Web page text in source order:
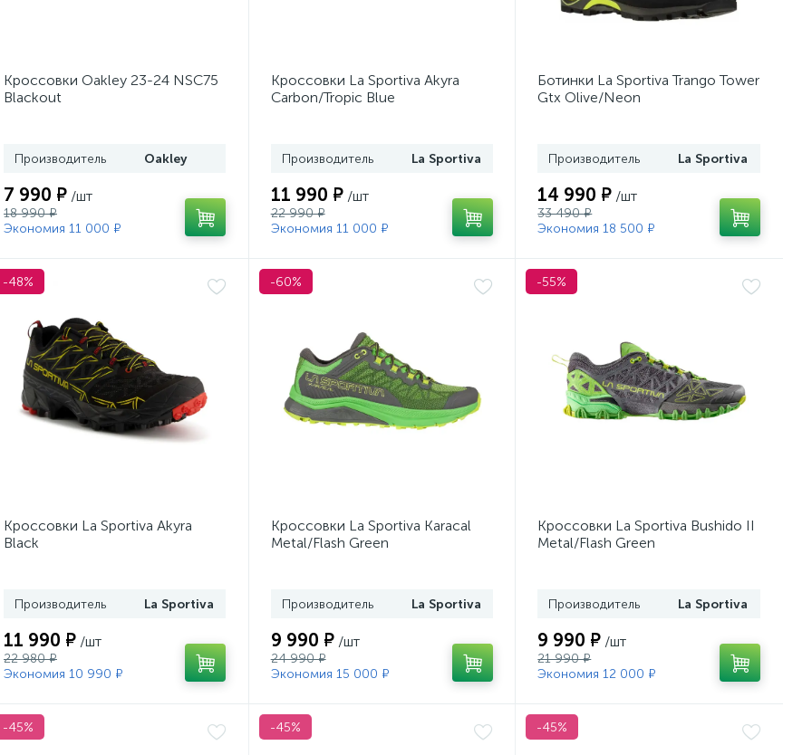
Кроссовки Oakley 23-24 NSC75
Blackout
Производитель Oakley
7 990 ₽ /шт
18 990 ₽
Экономия 11 000 ₽
Кроссовки La Sportiva Akyra
Carbon/Tropic Blue
Производитель La Sportiva
11 990 ₽ /шт
22 990 ₽
Экономия 11 000 ₽
Ботинки La Sportiva Trango Tower
Gtx Olive/Neon
Производитель La Sportiva
14 990 ₽ /шт
33 490 ₽
Экономия 18 500 ₽
-48%
Кроссовки La Sportiva Akyra
Black
Производитель La Sportiva
11 990 ₽ /шт
22 980 ₽
Экономия 10 990 ₽
-60%
Кроссовки La Sportiva Karacal
Metal/Flash Green
Производитель La Sportiva
9 990 ₽ /шт
24 990 ₽
Экономия 15 000 ₽
-55%
Кроссовки La Sportiva Bushido II
Metal/Flash Green
Производитель La Sportiva
9 990 ₽ /шт
21 990 ₽
Экономия 12 000 ₽
-45% -45% -45%